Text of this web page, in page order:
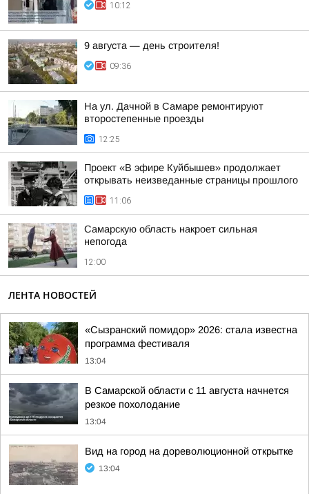
10:12
9 августа — день строителя!
09:36
На ул. Дачной в Самаре ремонтируют
второстепенные проезды
12:25
Проект «В эфире Куйбышев» продолжает
открывать неизведанные страницы прошлого
11:06
Самарскую область накроет сильная
непогода
12:00
ЛЕНТА НОВОСТЕЙ
«Сызранский помидор» 2026: стала известна
программа фестиваля
13:04
В Самарской области с 11 августа начнется
резкое похолодание
13:04
Вид на город на дореволюционной открытке
13:04